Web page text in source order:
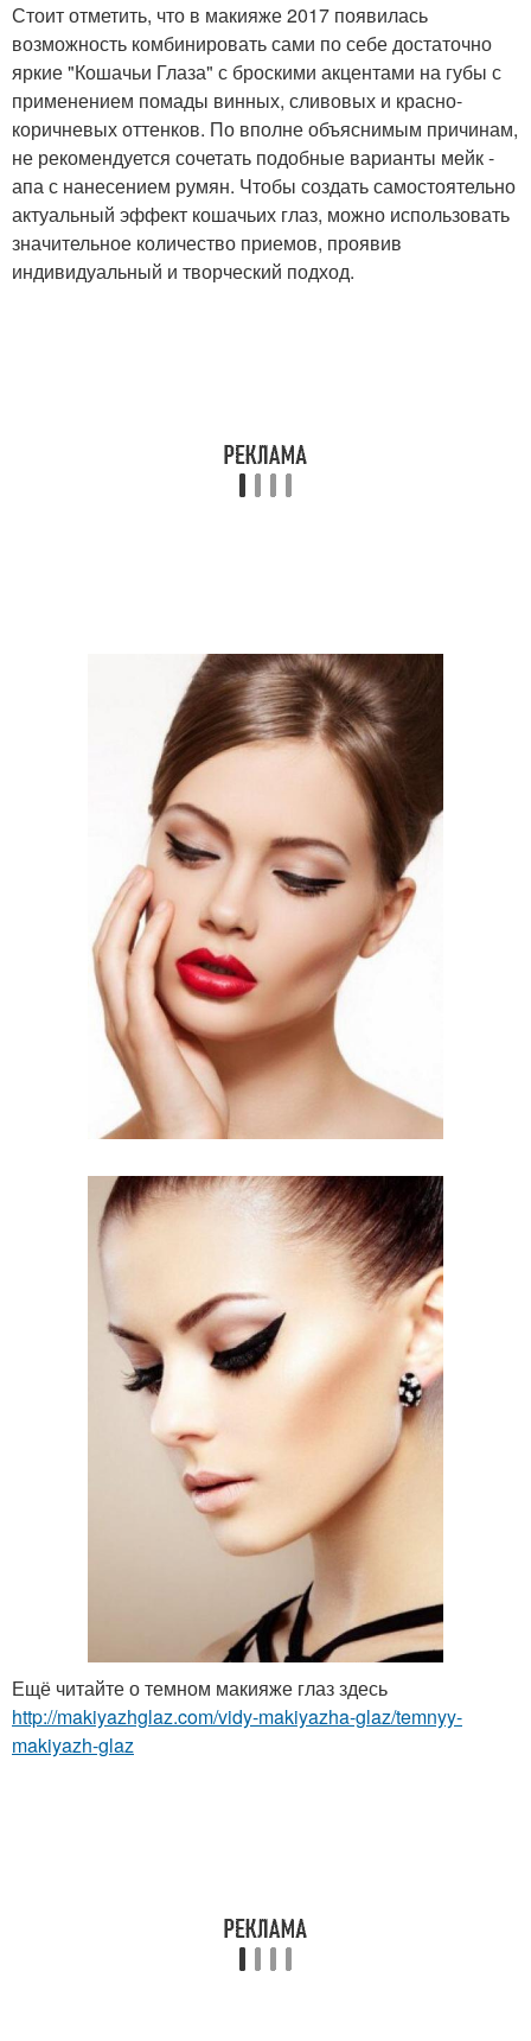
Стоит отметить, что в макияже 2017 появилась
возможность комбинировать сами по себе достаточно
яркие "Кошачьи Глаза" с броскими акцентами на губы с
применением помады винных, сливовых и красно-
коричневых оттенков. По вполне объяснимым причинам,
не рекомендуется сочетать подобные варианты мейк -
апа с нанесением румян. Чтобы создать самостоятельно
актуальный эффект кошачьих глаз, можно использовать
значительное количество приемов, проявив
индивидуальный и творческий подход.
Ещё читайте о темном макияже глаз здесь
http://makiyazhglaz.com/vidy-makiyazha-glaz/temnyy-
makiyazh-glaz